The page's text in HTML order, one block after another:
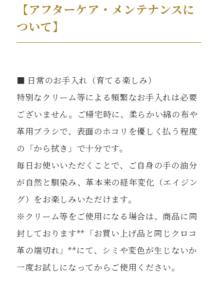
【アフターケア・メンテナンスに
ついて】
■ 日常のお手入れ（育てる楽しみ）
特別なクリーム等による頻繁なお手入れは必要
ございません。ご帰宅時に、柔らかい綿の布や
革用ブラシで、表面のホコリを優しく払う程度
の「から拭き」で十分です。
毎日お使いいただくことで、ご自身の手の油分
が自然と馴染み、革本来の経年変化（エイジン
グ）をお楽しみいただけます。
※クリーム等をご使用になる場合は、商品に同
封しております**「お買い上げ品と同じクロコ
革の端切れ」**にて、シミや変色が生じないか
一度お試しになってからご使用ください。